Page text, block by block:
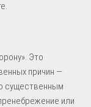
Это
причин —
существенным
или